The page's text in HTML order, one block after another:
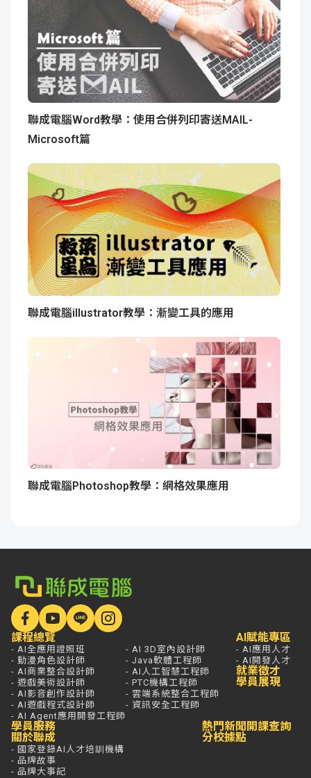
聯成電腦Word教學：使用合併列印寄送MAIL-
Microsoft篇
聯成電腦illustrator教學：漸變工具的應用
聯成電腦Photoshop教學：網格效果應用
課程總覽
- AI全應用證照班
- 動漫角色設計師
- AI商業整合設計師
- 遊戲美術設計師
- AI影音創作設計師
- AI遊戲程式設計師
- AI Agent應用開發工程師
- AI 3D室內設計師
- Java軟體工程師
- AI人工智慧工程師
- PTC機構工程師
- 雲端系統整合工程師
- 資訊安全工程師
AI賦能專區
- AI應用人才
- AI開發人才
就業徵才
學員展現
學員服務
關於聯成
- 國家登錄AI人才培訓機構
- 品牌故事
- 品牌大事記
熱門新聞
分校據點
開課查詢